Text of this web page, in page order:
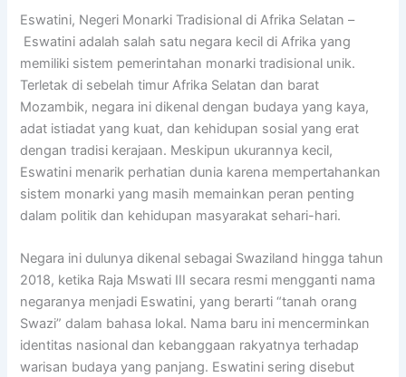
Eswatini, Negeri Monarki Tradisional di Afrika Selatan –
Eswatini adalah salah satu negara kecil di Afrika yang
memiliki sistem pemerintahan monarki tradisional unik.
Terletak di sebelah timur Afrika Selatan dan barat
Mozambik, negara ini dikenal dengan budaya yang kaya,
adat istiadat yang kuat, dan kehidupan sosial yang erat
dengan tradisi kerajaan. Meskipun ukurannya kecil,
Eswatini menarik perhatian dunia karena mempertahankan
sistem monarki yang masih memainkan peran penting
dalam politik dan kehidupan masyarakat sehari-hari.
Negara ini dulunya dikenal sebagai Swaziland hingga tahun
2018, ketika Raja Mswati III secara resmi mengganti nama
negaranya menjadi Eswatini, yang berarti “tanah orang
Swazi” dalam bahasa lokal. Nama baru ini mencerminkan
identitas nasional dan kebanggaan rakyatnya terhadap
warisan budaya yang panjang. Eswatini sering disebut